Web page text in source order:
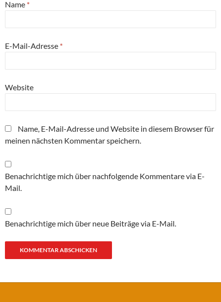
Name *
E-Mail-Adresse *
Website
Name, E-Mail-Adresse und Website in diesem Browser für
meinen nächsten Kommentar speichern.
Benachrichtige mich über nachfolgende Kommentare via E-
Mail.
Benachrichtige mich über neue Beiträge via E-Mail.